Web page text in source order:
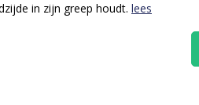
in zijn greep houdt. lees